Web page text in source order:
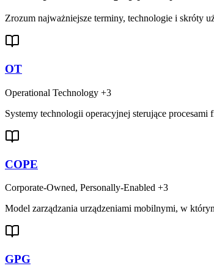
Zrozum najważniejsze terminy, technologie i skróty
OT
Operational Technology +3
Systemy technologii operacyjnej sterujące procesami
COPE
Corporate-Owned, Personally-Enabled +3
Model zarządzania urządzeniami mobilnymi, w
GPG